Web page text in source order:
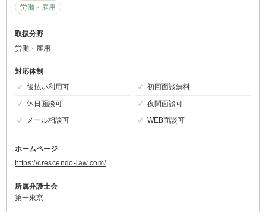
労働・雇用
取扱分野
労働・雇用
対応体制
後払い利用可
初回面談無料
休日面談可
夜間面談可
メール相談可
WEB面談可
ホームページ
https://crescendo-law.com/
所属弁護士会
第一東京